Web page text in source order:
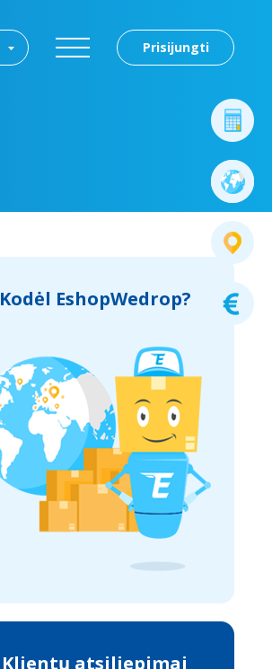
Prisijungti
Kodėl EshopWedrop?
Klientų atsiliepimai